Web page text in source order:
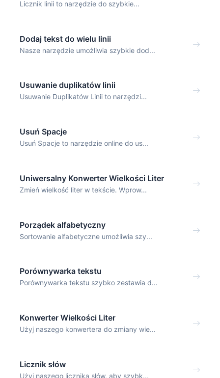
Licznik linii to narzędzie do szybkie...
Dodaj tekst do wielu linii
Nasze narzędzie umożliwia szybkie dod...
Usuwanie duplikatów linii
Usuwanie Duplikatów Linii to narzędzi...
Usuń Spacje
Usuń Spacje to narzędzie online do us...
Uniwersalny Konwerter Wielkości Liter
Zmień wielkość liter w tekście. Wprow...
Porządek alfabetyczny
Sortowanie alfabetyczne umożliwia szy...
Porównywarka tekstu
Porównywarka tekstu szybko zestawia d...
Konwerter Wielkości Liter
Użyj naszego konwertera do zmiany wie...
Licznik słów
Użyj naszego licznika słów, aby szybk...